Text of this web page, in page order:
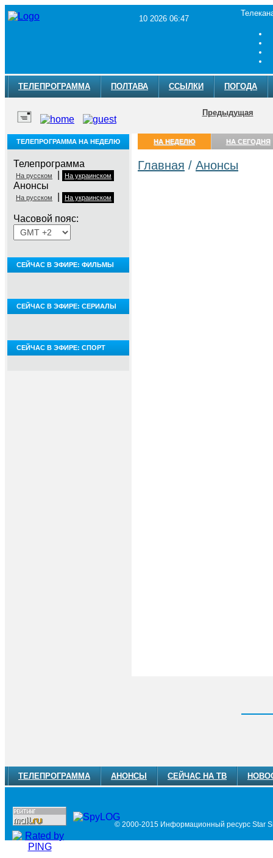
10 2026 06:47
ТЕЛЕПРОГРАММА ПОЛТАВА ССЫЛКИ ПОГОДА
Предыдущая
ТЕЛЕПРОГРАММА НА НЕДЕЛЮ
Телепрограмма
На русском На украинском
Анонсы
На русском На украинском
Часовой пояс:
СЕЙЧАС В ЭФИРЕ: ФИЛЬМЫ
СЕЙЧАС В ЭФИРЕ: СЕРИАЛЫ
СЕЙЧАС В ЭФИРЕ: СПОРТ
НА НЕДЕЛЮ НА СЕГОДНЯ
Главная / Анонсы
ТЕЛЕПРОГРАММА АНОНСЫ СЕЙЧАС НА ТВ
© 2000-2015 Информационный ресурс Star